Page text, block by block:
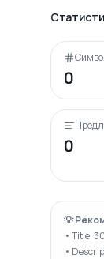
0
0
💡
• Title:
•